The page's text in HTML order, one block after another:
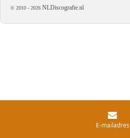
© 2010 - 2026 NLDiscografie.nl
E-mailadres